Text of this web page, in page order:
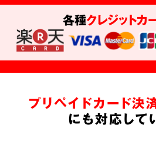
各種クレジットカ
プリペイドカード決
にも対応して